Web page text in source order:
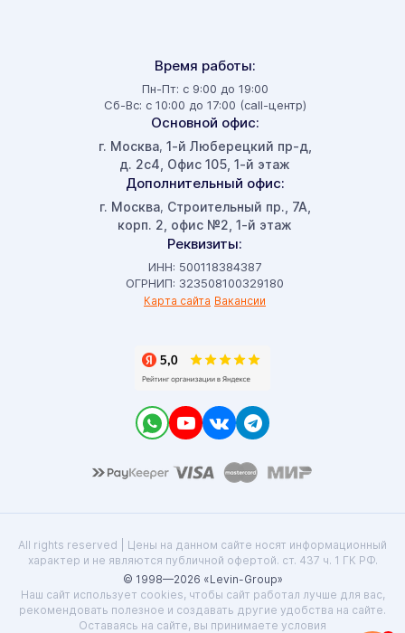
Время работы:
Пн-Пт: с 9:00 до 19:00
Сб-Вс: с 10:00 до 17:00 (call-центр)
Основной офис:
г. Москва, 1-й Люберецкий пр-д,
д. 2с4, Офис 105, 1-й этаж
Дополнительный офис:
г. Москва, Строительный пр., 7А,
корп. 2, офис №2, 1-й этаж
Реквизиты:
ИНН: 500118384387
ОГРНИП: 323508100329180
Карта сайта Вакансии
All rights reserved | Цены на данном сайте носят информационный
характер и не являются публичной офертой. ст. 437 ч. 1 ГК РФ.
© 1998—2026 «Levin-Group»
Наш сайт использует cookies, чтобы сайт работал лучше для вас,
рекомендовать полезное и создавать другие удобства на сайте.
Оставаясь на сайте, вы принимаете условия